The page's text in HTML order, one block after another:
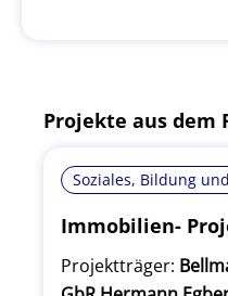
Projekte aus dem
Soziales, Bildung
Immobilien-
Projektträger: